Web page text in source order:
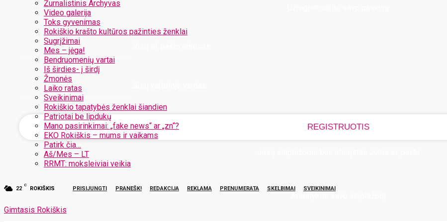
Žurnalistinis Archyvas
Video galerija
Toks gyvenimas
Rokiškio krašto kultūros pažinties ženklai
Sugrįžimai
Mes – jėga!
Bendruomenių vartai
Iš širdies- į širdį
Žmonės
Laiko ratas
Sveikinimai
Rokiškio tapatybės ženklai šiandien
Patriotai be lipdukų
Mano pasirinkimai: „fake news“ ar „zn“?
EKO Rokiškis – mums ir vaikams
Patirk čia…
Aš/Mes – LT
RRMT: moksleiviai veikia
22
C
ROKIŠKIS PRISIJUNGTI PRANEŠK! REDAKCIJA REKLAMA PRENUMERATA SKELBIMAI SVEIKINIMAI
Gimtasis Rokiškis